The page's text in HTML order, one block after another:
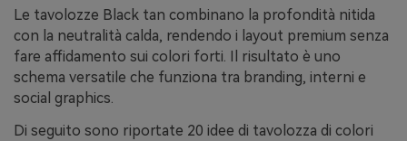
Le tavolozze Black tan combinano la profondità nitida
con la neutralità calda, rendendo i layout premium senza
fare affidamento sui colori forti. Il risultato è uno
schema versatile che funziona tra branding, interni e
social graphics.
Di seguito sono riportate 20 idee di tavolozza di colori